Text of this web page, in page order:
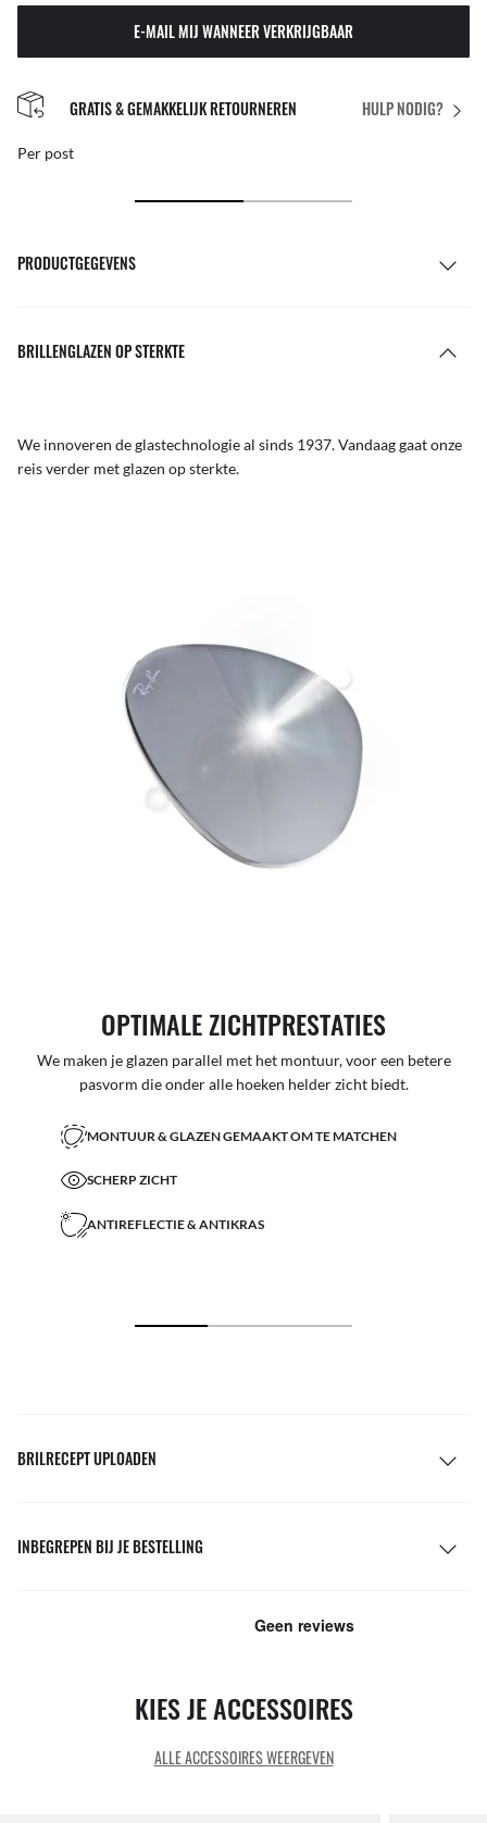
E-MAIL MIJ WANNEER VERKRIJGBAAR
HULP NODIG?
GRATIS & GEMAKKELIJK RETOURNEREN
Per post
PRODUCTGEGEVENS
BRILLENGLAZEN OP STERKTE
We innoveren de glastechnologie al sinds 1937. Vandaag gaat onze
reis verder met glazen op sterkte.
OPTIMALE ZICHTPRESTATIES
We maken je glazen parallel met het montuur, voor een betere
pasvorm die onder alle hoeken helder zicht biedt.
MONTUUR & GLAZEN GEMAAKT OM TE MATCHEN
SCHERP ZICHT
ANTIREFLECTIE & ANTIKRAS
BRILRECEPT UPLOADEN
INBEGREPEN BIJ JE BESTELLING
KIES JE ACCESSOIRES
ALLE ACCESSOIRES WEERGEVEN